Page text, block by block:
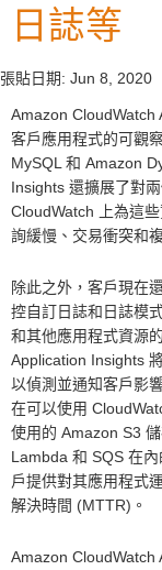
日誌等
張貼日期: Jun 8, 2020
Amazon CloudWatch
客戶應用程式的可觀
MySQL 和 Amazon
Insights 還擴展了對
CloudWatch 上為這
詢緩慢、交易衝突和
除此之外，客戶現在
控自訂日誌和日誌模
和其他應用程式資源
Application Insights
以偵測並通知客戶影
在可以使用
使用的 Amazon S3
Lambda 和 SQS 在
戶提供對其應用程式
解決時間 (MTTR)。
Amazon CloudWatch